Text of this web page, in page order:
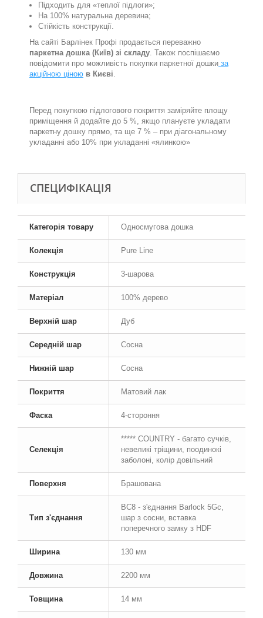
Підходить для «теплої підлоги»;
На 100% натуральна деревина;
Стійкість конструкції.
На сайті Барлінек Профі продається переважно
паркетна дошка (Київ) зі складу. Також поспішаємо
повідомити про можливість покупки паркетної дошки за
акційною ціною в Києві.
Перед покупкою підлогового покриття заміряйте площу
приміщення й додайте до 5 %, якщо плануєте укладати
паркетну дошку прямо, та ще 7 % – при діагональному
укладанні або 10% при укладанні «ялинкою»
СПЕЦИФІКАЦІЯ
Категорія товару Односмугова дошка
Колекція Pure Line
Конструкція 3-шарова
Матеріал 100% дерево
Верхній шар Дуб
Середній шар Сосна
Нижній шар Сосна
Покриття Матовий лак
Фаска 4-стороння
Селекція
***** COUNTRY - багато сучків,
невеликі тріщини, поодинокі
заболоні, колір довільний
Поверхня Брашована
Тип з'єднання
BC8 - з'єднання Barlock 5Gc,
шар з сосни, вставка
поперечного замку з HDF
Ширина 130 мм
Довжина 2200 мм
Товщина 14 мм